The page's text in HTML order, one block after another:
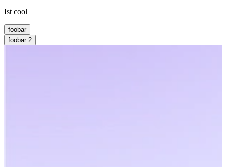
Ist cool
foobar
foobar 2